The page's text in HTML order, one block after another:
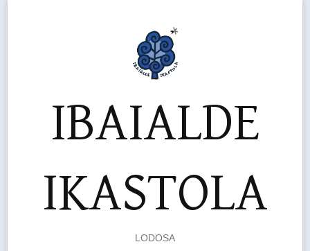
IBAIALDE
IKASTOLA
LODOSA